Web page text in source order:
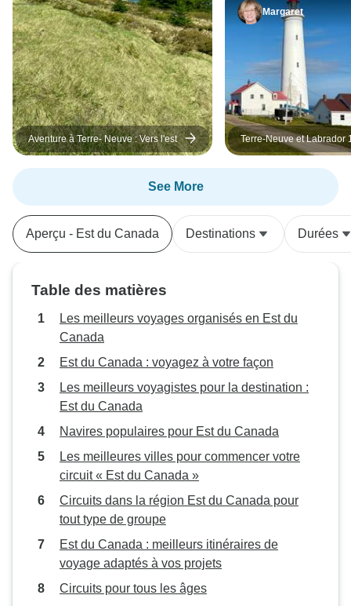
Aventure à Terre- Neuve : Vers l'est
Margaret
Terre-Neuve et Labrador
See More
Aperçu - Est du Canada Destinations Durées
Table des matières
Les meilleurs voyages organisés en Est du
Canada
Est du Canada : voyagez à votre façon
Les meilleurs voyagistes pour la destination :
Est du Canada
Navires populaires pour Est du Canada
Les meilleures villes pour commencer votre
circuit « Est du Canada »
Circuits dans la région Est du Canada pour
tout type de groupe
Est du Canada : meilleurs itinéraires de
voyage adaptés à vos projets
Circuits pour tous les âges